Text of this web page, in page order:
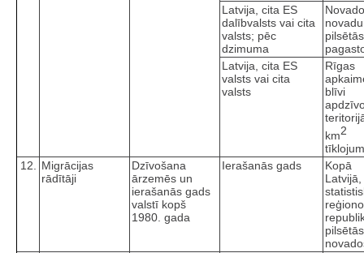
Latvija, cita ES
dalībvalsts vai cita
valsts; pēc
dzimuma
novadu
Latvija, cita ES
valsts vai cita
valsts
Rīgas
blīvi
km2
12.
Migrācijas
rādītāji
Dzīvošana
ārzemēs un
ierašanās gads
valstī kopš
1980. gada
Ierašanās gads
Kopā
Latvijā,